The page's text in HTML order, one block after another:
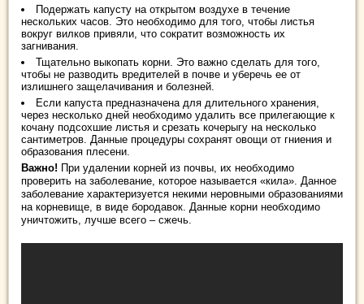
Подержать капусту на открытом воздухе в течение
нескольких часов. Это необходимо для того, чтобы листья
вокруг вилков привяли, что сократит возможность их
загнивания.
Тщательно выкопать корни. Это важно сделать для того,
чтобы не разводить вредителей в почве и уберечь ее от
излишнего защелачивания и болезней.
Если капуста предназначена для длительного хранения,
через несколько дней необходимо удалить все прилегающие к
кочану подсохшие листья и срезать кочерыгу на несколько
сантиметров. Данные процедуры сохранят овощи от гниения и
образования плесени.
Важно! При удалении корней из почвы, их необходимо
проверить на заболевание, которое называется «кила». Данное
заболевание характеризуется некими неровными образованиями
на корневище, в виде бородавок. Данные корни необходимо
уничтожить, лучше всего – сжечь.